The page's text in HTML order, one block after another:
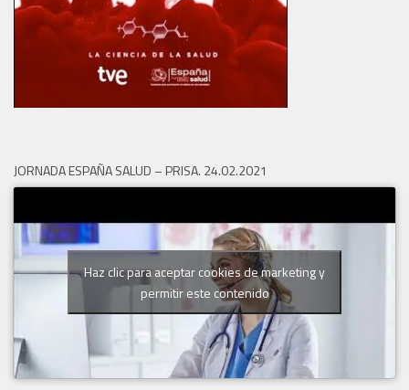
JORNADA ESPAÑA SALUD – PRISA. 24.02.2021
Haz clic para aceptar cookies de marketing y
permitir este contenido